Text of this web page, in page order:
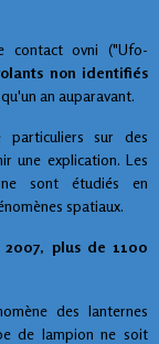
contact ovni ("Ufo-
non identifiés
an auparavant.
particuliers sur des
une explication. Les
sont étudiés en
spatiaux.
2007, plus de 1100
des lanternes
de lampion ne soit